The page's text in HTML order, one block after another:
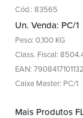
Cód.: 83565
Un. Venda: PC/1
Peso: 0,100 KG
Class. Fiscal:
EAN: 7908417101132
Caixa Master: PC/1
Mais Produtos